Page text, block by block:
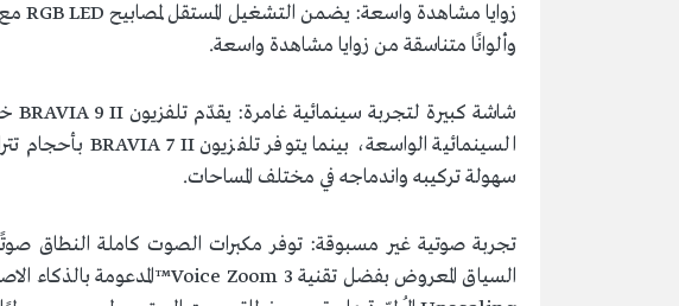
وألوانًا متناسقة من زوايا مشاهدة واسعة.
سهولة تركيبه واندماجه في مختلف المساحات.
تجربة صوتية غير مسبوقة: توفر مكبرات الصوت كاملة النطاق